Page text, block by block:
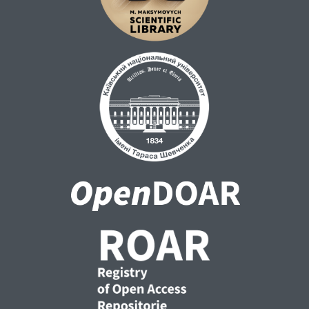
Практикум розрахований на здобувачів
вищої освіти економічних спеціальностей,
а також буде корисним усім, хто
цікавиться міждисциплінарним
осмисленням міжнародних економічних
процесів і прагне зрозуміти сучасні
глобальні трансформації через призму їх
історичного розвитку.